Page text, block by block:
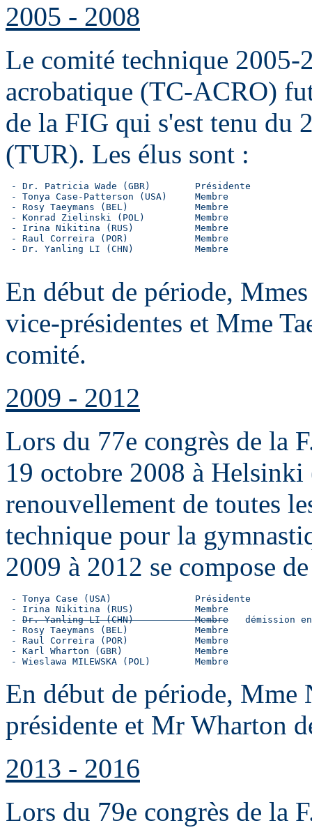
2005 - 2008
Le comité technique
acrobatique (TC-ACRO)
de la FIG qui s'est tenu du
(TUR). Les élus sont :
- Dr. Patricia Wade (GBR)        Présidente
- Tonya Case-Patterson (USA)     Membre
- Rosy Taeymans (BEL)            Membre
- Konrad Zielinski (POL)         Membre
- Irina Nikitina (RUS)           Membre
- Raul Correira (POR)            Membre
- Dr. Yanling LI (CHN)           Membre
En début de période,
vice-présidentes et Mme
comité.
2009 - 2012
Lors du 77e congrès de la
19 octobre 2008 à
renouvellement de toutes
technique pour la
2009 à 2012 se compose
- Tonya Case (USA)               Présidente
- Irina Nikitina (RUS)           Membre
- Dr. Yanling LI (CHN)           Membre
démission
- Rosy Taeymans (BEL)            Membre
- Raul Correira (POR)            Membre
- Karl Wharton (GBR)             Membre
- Wieslawa MILEWSKA (POL)        Membre
En début de période,
présidente et Mr Wharton
2013 - 2016
Lors du 79e congrès de la